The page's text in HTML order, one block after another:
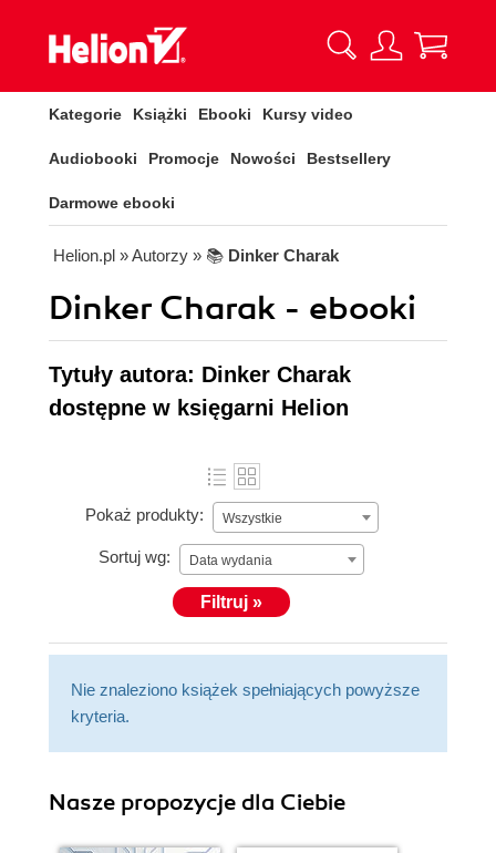
Kategorie Książki Ebooki Kursy video
Audiobooki Promocje Nowości Bestsellery
Darmowe ebooki
Helion.pl » Autorzy » 📚 Dinker Charak
Dinker Charak - ebooki
Tytuły autora: Dinker Charak
dostępne w księgarni Helion
Pokaż produkty: Wszystkie
Sortuj wg: Data wydania
Filtruj »
Nie znaleziono książek spełniających powyższe
kryteria.
Nasze propozycje dla Ciebie